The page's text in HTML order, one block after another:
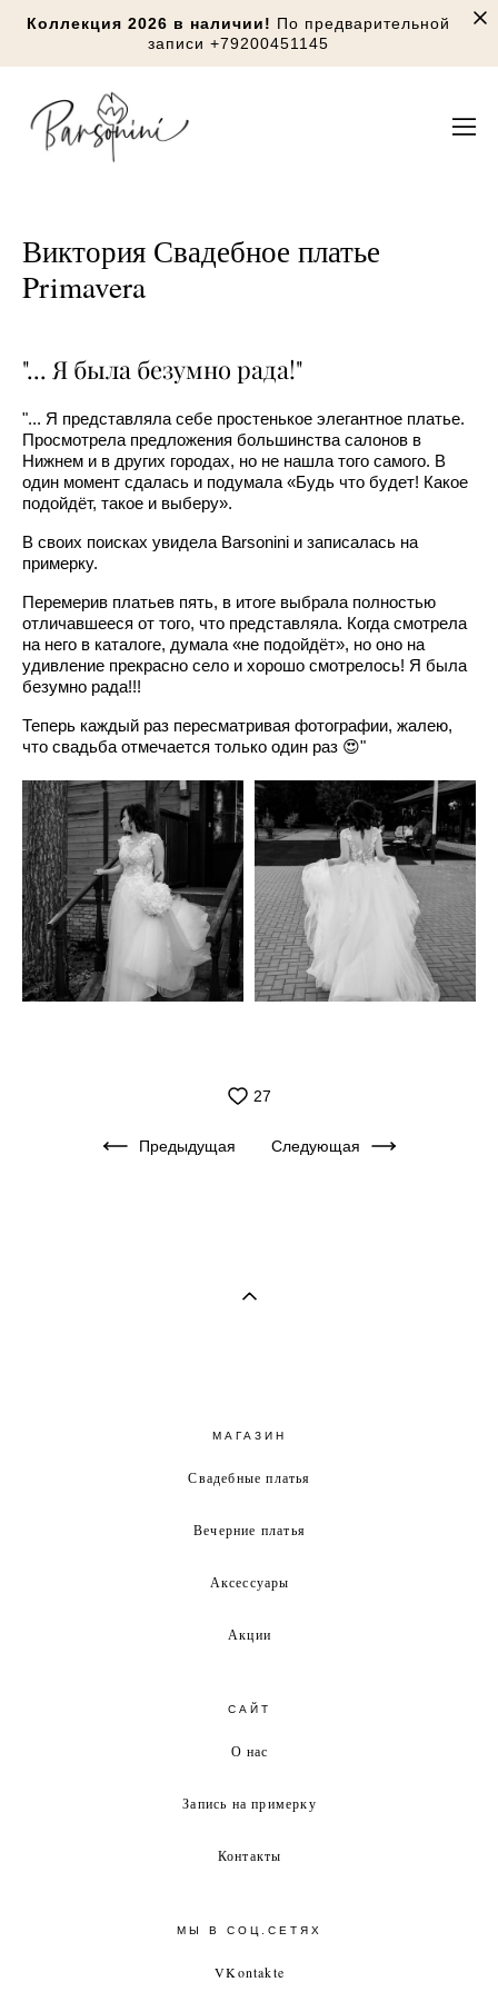
Коллекция 2026 в наличии! По предварительной
записи +79200451145
Виктория Свадебное платье
Primavera
"... Я была безумно рада!"
"... Я представляла себе простенькое элегантное платье.
Просмотрела предложения большинства салонов в
Нижнем и в других городах, но не нашла того самого. В
один момент сдалась и подумала «Будь что будет! Какое
подойдёт, такое и выберу».
В своих поисках увидела Barsonini и записалась на
примерку.
Перемерив платьев пять, в итоге выбрала полностью
отличавшееся от того, что представляла. Когда смотрела
на него в каталоге, думала «не подойдёт», но оно на
удивление прекрасно село и хорошо смотрелось! Я была
безумно рада!!!
Теперь каждый раз пересматривая фотографии, жалею,
что свадьба отмечается только один раз 😍"
27
Предыдущая Следующая
МАГАЗИН
Свадебные платья
Вечерние платья
Аксессуары
Акции
САЙТ
О нас
Запись на примерку
Контакты
МЫ В СОЦ.СЕТЯХ
VKontakte